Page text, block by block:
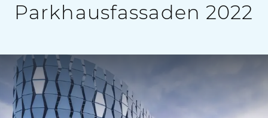
Parkhausfassaden 2022